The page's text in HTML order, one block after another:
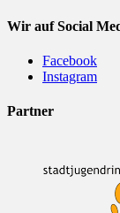
Wir auf Social
Facebook
Instagram
Partner